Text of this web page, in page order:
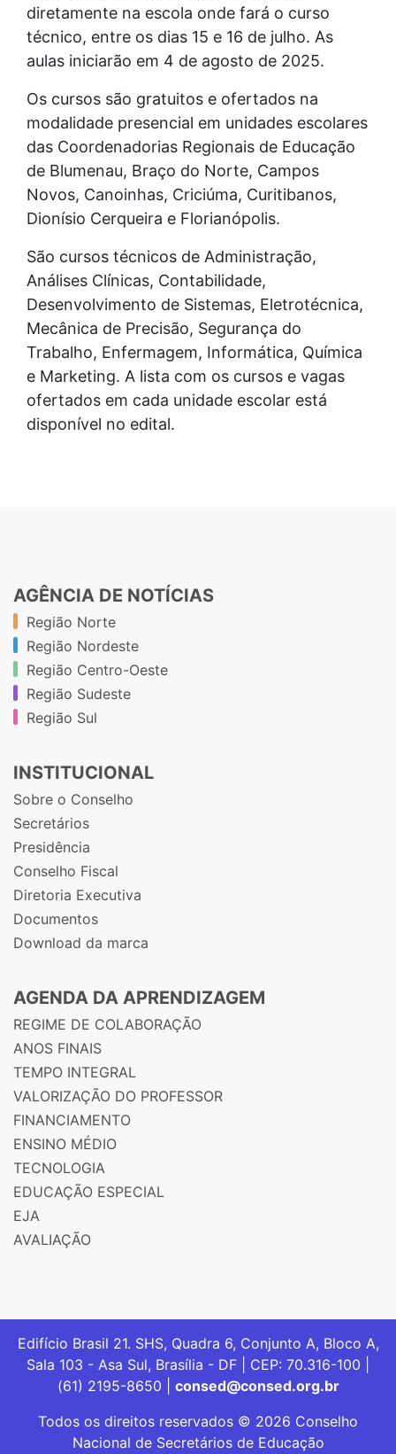
diretamente na escola onde fará o curso
técnico, entre os dias 15 e 16 de julho. As
aulas iniciarão em 4 de agosto de 2025.
Os cursos são gratuitos e ofertados na
modalidade presencial em unidades escolares
das Coordenadorias Regionais de Educação
de Blumenau, Braço do Norte, Campos
Novos, Canoinhas, Criciúma, Curitibanos,
Dionísio Cerqueira e Florianópolis.
São cursos técnicos de Administração,
Análises Clínicas, Contabilidade,
Desenvolvimento de Sistemas, Eletrotécnica,
Mecânica de Precisão, Segurança do
Trabalho, Enfermagem, Informática, Química
e Marketing. A lista com os cursos e vagas
ofertados em cada unidade escolar está
disponível no edital.
AGÊNCIA DE NOTÍCIAS
Região Norte
Região Nordeste
Região Centro-Oeste
Região Sudeste
Região Sul
INSTITUCIONAL
Sobre o Conselho
Secretários
Presidência
Conselho Fiscal
Diretoria Executiva
Documentos
Download da marca
AGENDA DA APRENDIZAGEM
REGIME DE COLABORAÇÃO
ANOS FINAIS
TEMPO INTEGRAL
VALORIZAÇÃO DO PROFESSOR
FINANCIAMENTO
ENSINO MÉDIO
TECNOLOGIA
EDUCAÇÃO ESPECIAL
EJA
AVALIAÇÃO
Edifício Brasil 21. SHS, Quadra 6, Conjunto A, Bloco A,
Sala 103 - Asa Sul, Brasília - DF | CEP: 70.316-100 |
(61) 2195-8650 | consed@consed.org.br
Todos os direitos reservados © 2026 Conselho
Nacional de Secretários de Educação